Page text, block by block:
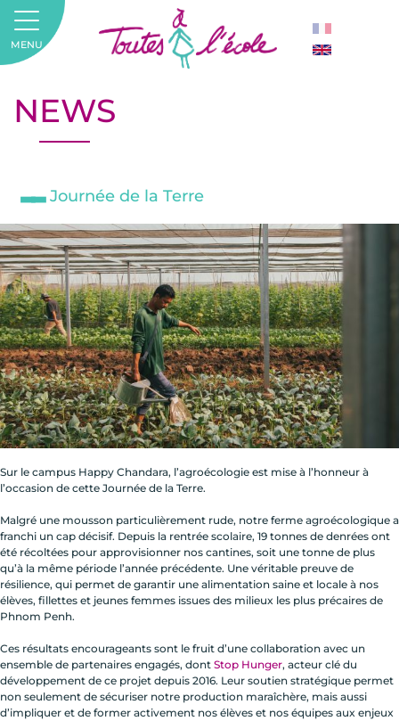
NEWS
Journée de la Terre
Sur le campus Happy Chandara, l’agroécologie est mise à l’honneur à
l’occasion de cette Journée de la Terre.
Malgré une mousson particulièrement rude, notre ferme agroécologique a
franchi un cap décisif. Depuis la rentrée scolaire, 19 tonnes de denrées ont
été récoltées pour approvisionner nos cantines, soit une tonne de plus
qu’à la même période l’année précédente. Une véritable preuve de
résilience, qui permet de garantir une alimentation saine et locale à nos
élèves, fillettes et jeunes femmes issues des milieux les plus précaires de
Phnom Penh.
Ces résultats encourageants sont le fruit d’une collaboration avec un
ensemble de partenaires engagés, dont Stop Hunger, acteur clé du
développement de ce projet depuis 2016. Leur soutien stratégique permet
non seulement de sécuriser notre production maraîchère, mais aussi
d’impliquer et de former activement nos élèves et nos équipes aux enjeux
MENU